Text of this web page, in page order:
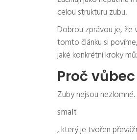
celou strukturu zubu.
Dobrou zprávou je,
tomto článku si
jaké konkrétní kroky
Proč
Zuby nejsou
smalt
, který je tvořen